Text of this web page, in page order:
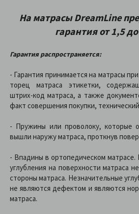
На матрасыDreamLine
гарантия от 1,5
Гарантия распространяется:
- Гарантия принимается на матрасы
торец матраса этикетки,
штрих-код матраса, а также
факт совершения покупки,
- Пружины или проволоку, которые
вышли наружу матраса, проткнув
- Впадины в ортопедическом матрасе.
углубления на поверхности матраса
стороны матраса. Незначительные
не являются дефектом и являются
матраса.